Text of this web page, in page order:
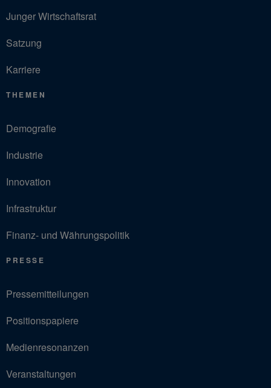
Junger Wirtschaftsrat
Satzung
Karriere
THEMEN
Demografie
Industrie
Innovation
Infrastruktur
Finanz- und Währungspolitik
PRESSE
Pressemitteilungen
Positionspapiere
Medienresonanzen
Veranstaltungen